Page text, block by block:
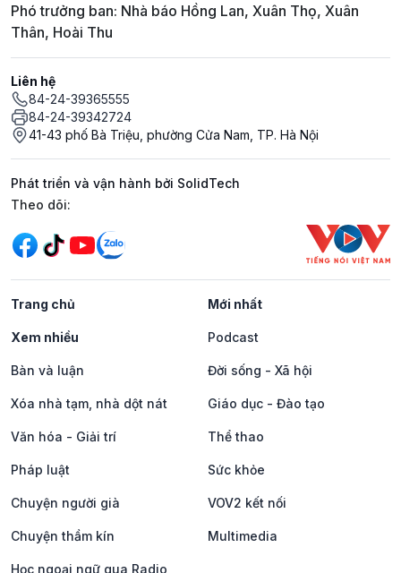
Phó trưởng ban: Nhà báo Hồng Lan, Xuân Thọ, Xuân
Thân, Hoài Thu
Liên hệ
84-24-39365555
84-24-39342724
41-43 phố Bà Triệu, phường Cửa Nam, TP. Hà Nội
Phát triển và vận hành bởi SolidTech
Mạng xã hội
Theo dõi:
Trang chủ Mới nhất
Xem nhiều Podcast
Bàn và luận Đời sống - Xã hội
Xóa nhà tạm, nhà dột nát Giáo dục - Đào tạo
Văn hóa - Giải trí Thể thao
Pháp luật Sức khỏe
Chuyện người già VOV2 kết nối
Chuyện thầm kín Multimedia
Học ngoại ngữ qua Radio